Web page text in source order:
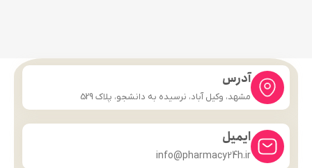
آدرس
مشهد، وکیل آباد، نرسیده به دانشجو، پلاک 529
ایمیل
info@pharmacy24h.ir